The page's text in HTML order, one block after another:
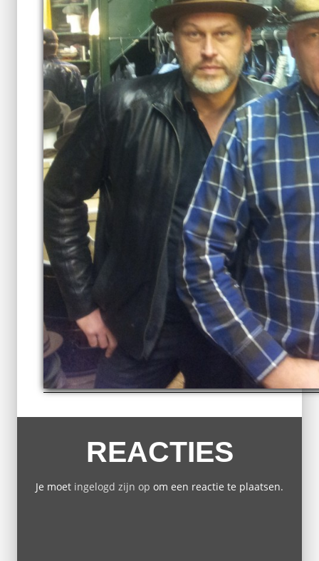
REACTIES
Je moet ingelogd zijn op om een reactie te plaatsen.